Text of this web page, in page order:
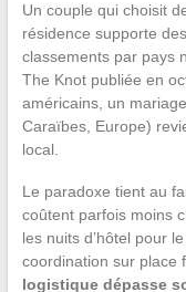
Un couple qui choisit
résidence supporte
classements par pays
The Knot publiée en
américains, un
Caraïbes, Europe)
local.
Le paradoxe tient au
coûtent parfois moins
les nuits d’hôtel pour
coordination sur place
logistique dépasse